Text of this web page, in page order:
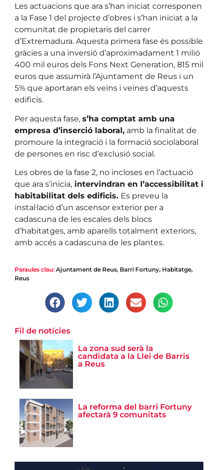
Les actuacions que ara s’han iniciat corresponen
a la Fase 1 del projecte d’obres i s’han iniciat a la
comunitat de propietaris del carrer
d’Extremadura. Aquesta primera fase és possible
gràcies a una inversió d’aproximadament 1 milió
400 mil euros dels Fons Next Generation, 815 mil
euros que assumirà l’Ajuntament de Reus i un
5% que aportaran els veïns i veïnes d’aquests
edificis.
Per aquesta fase, s’ha comptat amb una
empresa d’inserció laboral, amb la finalitat de
promoure la integració i la formació sociolaboral
de persones en risc d’exclusió social.
Les obres de la fase 2, no incloses en l’actuació
que ara s’inicia, intervindran en l’accessibilitat i
habitabilitat dels edificis. Es preveu la
instal·lació d’un ascensor exterior per a
cadascuna de les escales dels blocs
d’habitatges, amb aparells totalment exteriors,
amb accés a cadascuna de les plantes.
Paraules clau: Ajuntament de Reus, Barri Fortuny, Habitatge,
Reus
Fil de notícies
La zona sud serà la
candidata a la Llei de Barris
a Reus
La reforma del barri Fortuny
afectarà 9 comunitats